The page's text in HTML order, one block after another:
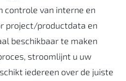
controle van interne en
project/productdata en
beschikbaar te maken
stroomlijnt u uw
iedereen over de juiste